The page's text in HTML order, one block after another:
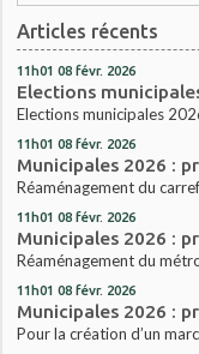
Articles récents
11h01 08 févr. 2026
Elections
Elections municipales
11h01 08 févr. 2026
Municipales 2026 :
Réaménagement du
11h01 08 févr. 2026
Municipales 2026 :
Réaménagement du
11h01 08 févr. 2026
Municipales 2026 :
Pour la création d’un